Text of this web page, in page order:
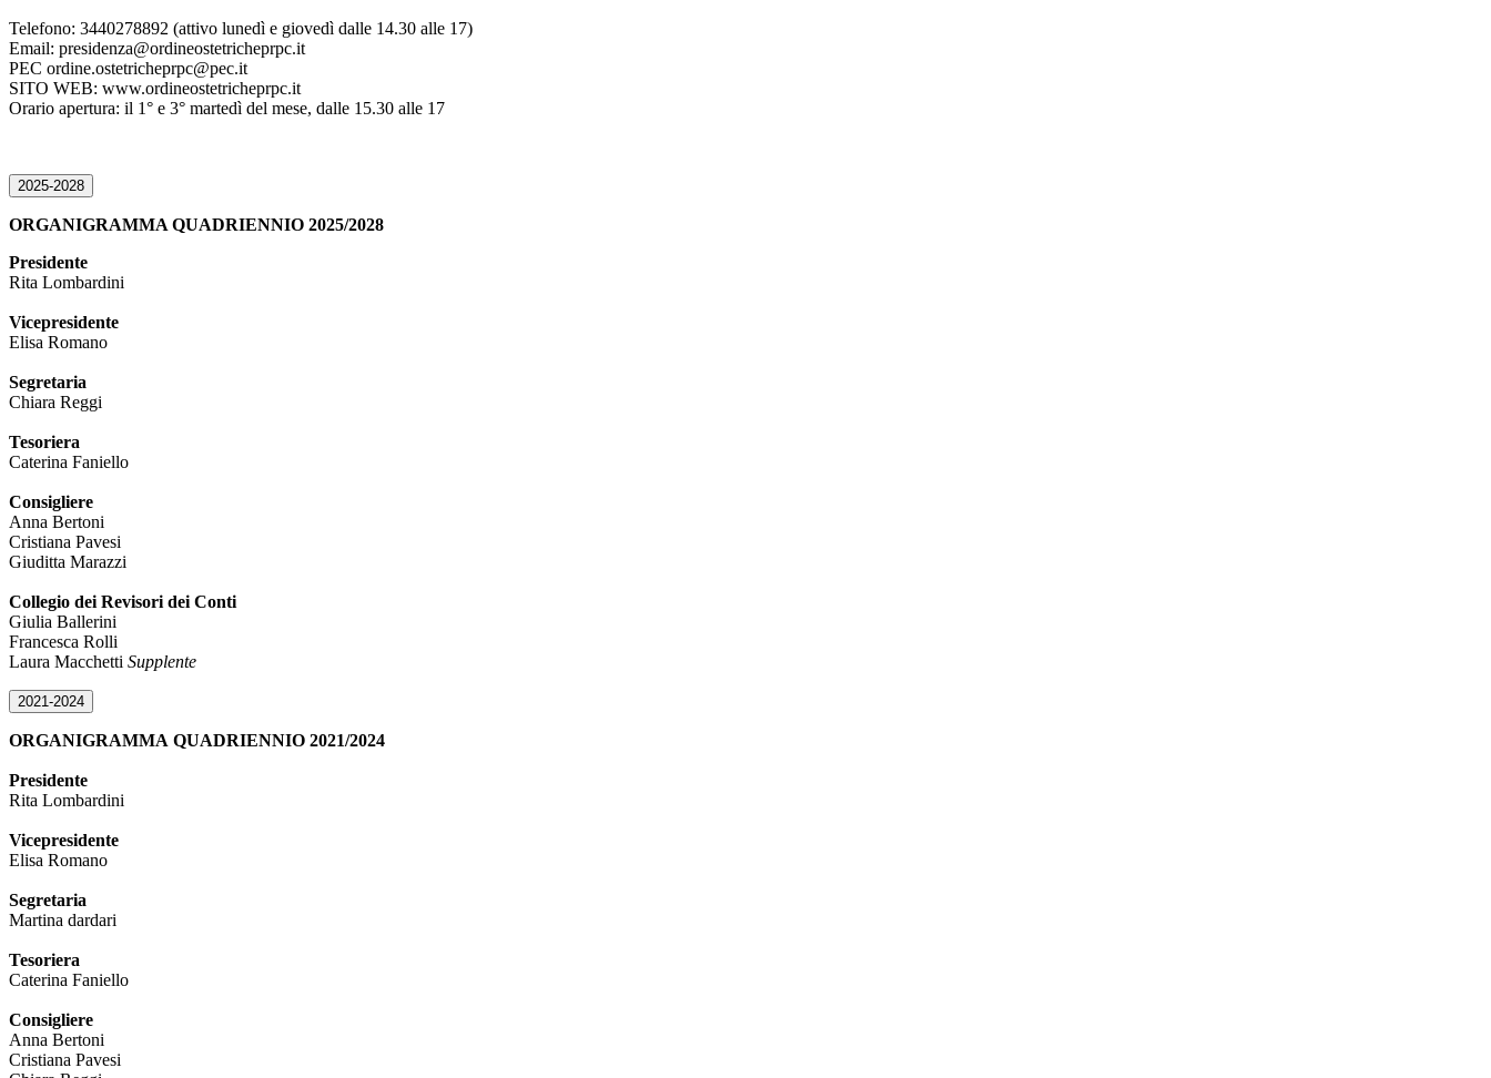
Telefono: 3440278892 (attivo lunedì e giovedì dalle 14.30 alle 17)
Email: presidenza@ordineostetricheprpc.it
PEC ordine.ostetricheprpc@pec.it
SITO WEB: www.ordineostetricheprpc.it
Orario apertura: il 1° e 3° martedì del mese, dalle 15.30 alle 17
2025-2028
ORGANIGRAMMA QUADRIENNIO 2025/2028
Presidente
Rita Lombardini
Vicepresidente
Elisa Romano
Segretaria
Chiara Reggi
Tesoriera
Caterina Faniello
Consigliere
Anna Bertoni
Cristiana Pavesi
Giuditta Marazzi
Collegio dei Revisori dei Conti
Giulia Ballerini
Francesca Rolli
Laura Macchetti Supplente
2021-2024
ORGANIGRAMMA QUADRIENNIO 2021/2024
Presidente
Rita Lombardini
Vicepresidente
Elisa Romano
Segretaria
Martina dardari
Tesoriera
Caterina Faniello
Consigliere
Anna Bertoni
Cristiana Pavesi